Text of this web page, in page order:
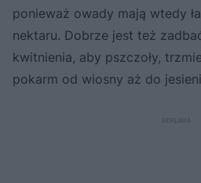
ponieważ owady mają wtedy
nektaru. Dobrze jest też
kwitnienia, aby pszczoły,
pokarm od wiosny aż do